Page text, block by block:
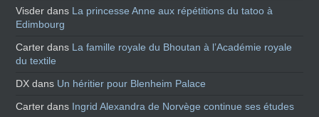
Visder dans La princesse Anne aux répétitions du tatoo à
Edimbourg
Carter dans La famille royale du Bhoutan à l’Académie royale
du textile
DX dans Un héritier pour Blenheim Palace
Carter dans Ingrid Alexandra de Norvège continue ses études